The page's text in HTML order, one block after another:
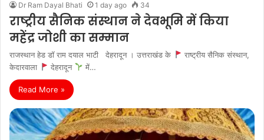
Dr Ram Dayal Bhati 1 day ago 34
राष्ट्रीय सैनिक संस्थान ने देवभूमि में किया
महेंद्र जोशी का सम्मान
राजस्थान हेड डॉ राम दयाल भाटी देहरादून । उत्तराखंड के
राष्ट्रीय सैनिक संस्थान,
केदारवाला
देहरादून में…
Read More »